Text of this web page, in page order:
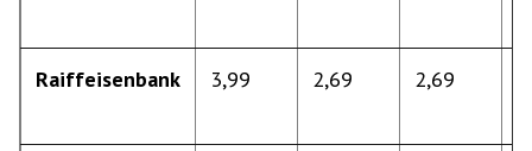
Raiffeisenbank 3,99 2,69 2,69